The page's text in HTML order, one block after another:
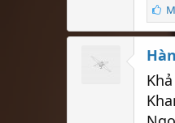
S
ố
l
ư
t
t
h